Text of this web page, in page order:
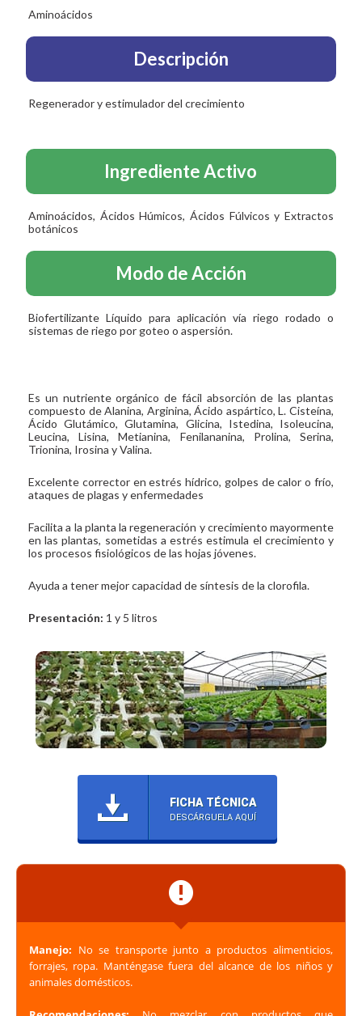
Aminoácidos
Descripción
Regenerador y estimulador del crecimiento
Ingrediente Activo
Aminoácidos, Ácidos Húmicos, Ácidos Fúlvicos y Extractos
botánicos
Modo de Acción
Biofertilizante Líquido para aplicación vía riego rodado o
sistemas de riego por goteo o aspersión.
Es un nutriente orgánico de fácil absorción de las plantas
compuesto de Alanina, Arginina, Ácido aspártico, L. Cisteína,
Ácido Glutámico, Glutamina, Glicina, Istedina, Isoleucina,
Leucina, Lisina, Metianina, Fenilananina, Prolina, Serina,
Trionina, Irosina y Valina.
Excelente corrector en estrés hídrico, golpes de calor o frío,
ataques de plagas y enfermedades
Facilita a la planta la regeneración y crecimiento mayormente
en las plantas, sometidas a estrés estimula el crecimiento y
los procesos fisiológicos de las hojas jóvenes.
Ayuda a tener mejor capacidad de síntesis de la clorofila.
Presentación: 1 y 5 litros
FICHA TÉCNICA
DESCÁRGUELA AQUÍ
Manejo: No se transporte junto a productos alimenticios,
forrajes, ropa. Manténgase fuera del alcance de los niños y
animales domésticos.